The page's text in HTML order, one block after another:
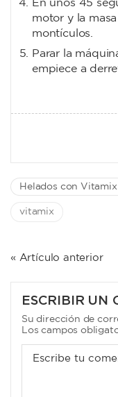
En unos 45
motor y la
montículos.
Parar la
empiece a
Helados con Vitamix
vitamix
NAVEGACIÓN
ENTRADAS
« Artículo anterior
ESCRIBIR UN
Su dirección de
Los campos